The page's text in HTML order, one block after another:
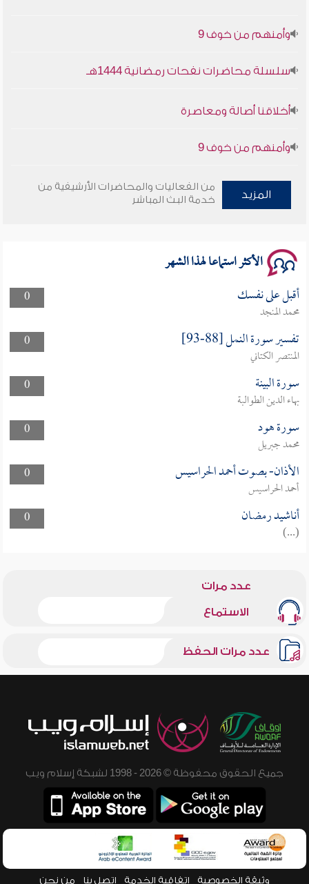
وأمنهم من خوف 9
سلسلة محاضرات نفحات رمضانية 1444هـ
أخلاقنا أصالة ومعاصرة
وأمنهم من خوف 9
سلسلة محاضرات نفحات رمضانية 1444هـ
المزيد
من الفعاليات والمحاضرات الأرشيفية من
خدمة البث المباشر
الأكثر استماعا لهذا الشهر
0 أقبل على نفسك
محمد المنجد
0
تفسير سورة النمل [88-93]
المنتصر الكتاني
0
سورة البينة
بهاء الدين الطوالبة
0
سورة هود
محمد جبريل
0
الأذان- بصوت أحمد الحراسيس
أحمد الحراسيس
0
أناشيد رمضان
(...)
عدد مرات
الاستماع
عدد مرات الحفظ
جميع الحقوق محفوظة © 2026 - 1998 لشبكة إسلام ويب
وثيقة الخصوصية اتفاقية الخدمة اتصل بنا من نحن